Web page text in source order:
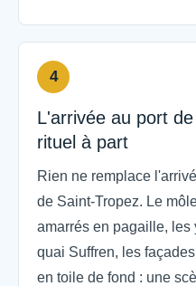
4
L'arrivée au port
rituel à part
Rien ne remplace
de Saint-Tropez. Le
amarrés en pagaille,
quai Suffren, les
en toile de fond : une